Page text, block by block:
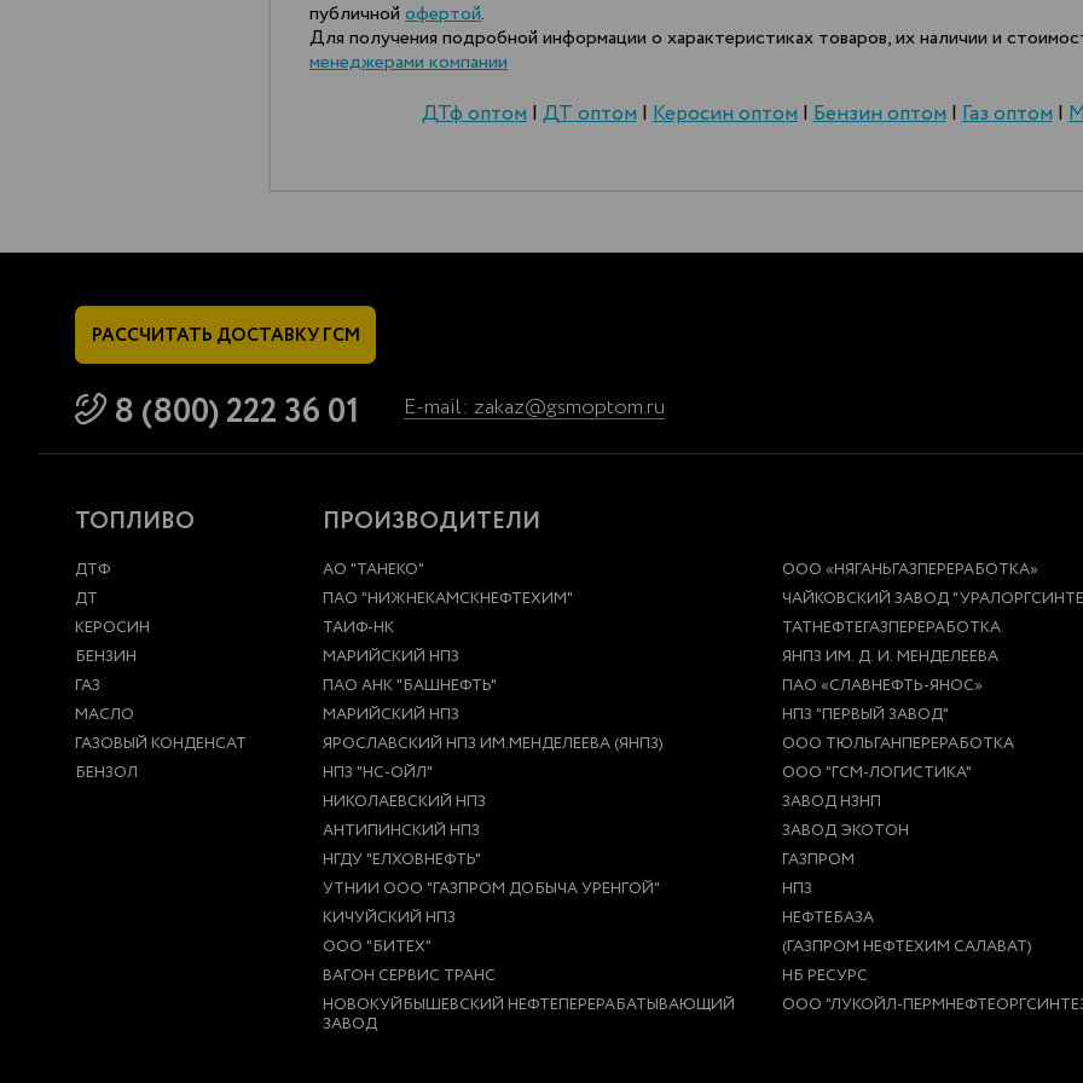
публичной офертой.
Для получения подробной информации о характеристиках товаров, их наличии и
менеджерами компании
ДТф оптом| ДТ оптом|Керосин оптом|Бензин оптом|Газ оптом|
РАССЧИТАТЬ ДОСТАВКУ ГСМ
8 (800) 222 36 01 E-mail: zakaz@gsmoptom.ru
ТОПЛИВО
ДТФ
ДТ
КЕРОСИН
БЕНЗИН
ГАЗ
МАСЛО
ГАЗОВЫЙ КОНДЕНСАТ
БЕНЗОЛ
ПРОИЗВОДИТЕЛИ
АО "ТАНЕКО"
ПАО "НИЖНЕКАМСКНЕФТЕХИМ"
ТАИФ-НК
МАРИЙСКИЙ НПЗ
ПАО АНК "БАШНЕФТЬ"
МАРИЙСКИЙ НПЗ
ЯРОСЛАВСКИЙ НПЗ ИМ.МЕНДЕЛЕЕВА (ЯНПЗ)
НПЗ "НС-ОЙЛ"
НИКОЛАЕВСКИЙ НПЗ
АНТИПИНСКИЙ НПЗ
НГДУ "ЕЛХОВНЕФТЬ"
УТНИИ ООО "ГАЗПРОМ ДОБЫЧА УРЕНГОЙ"
КИЧУЙСКИЙ НПЗ
ООО "БИТЕХ"
ВАГОН СЕРВИС ТРАНС
НОВОКУЙБЫШЕВСКИЙ НЕФТЕПЕРЕРАБАТЫВАЮЩИЙ
ЗАВОД
ООО «НЯГАНЬГАЗПЕРЕРАБОТКА»
ЧАЙКОВСКИЙ ЗАВОД
ТАТНЕФТЕГАЗПЕРЕРАБОТКА
ЯНПЗ ИМ. Д. И. МЕНДЕЛЕЕВА
ПАО «СЛАВНЕФТЬ-ЯНОС»
НПЗ "ПЕРВЫЙ ЗАВОД"
ООО ТЮЛЬГАНПЕРЕРАБОТКА
ООО "ГСМ-ЛОГИСТИКА"
ЗАВОД НЗНП
ЗАВОД ЭКОТОН
ГАЗПРОМ
НПЗ
НЕФТЕБАЗА
(ГАЗПРОМ НЕФТЕХИМ САЛАВАТ)
НБ РЕСУРС
ООО "ЛУКОЙЛ-